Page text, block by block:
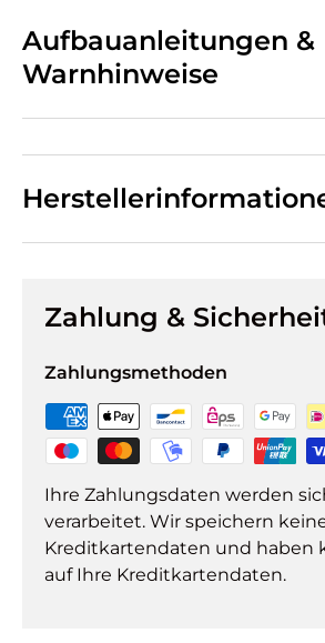
Aufbauanleitungen &
Warnhinweise
Zahlung &
Zahlungsmethoden
Ihre Zahlungsdaten werden
verarbeitet. Wir speichern
Kreditkartendaten und haben
auf Ihre Kreditkartendaten.